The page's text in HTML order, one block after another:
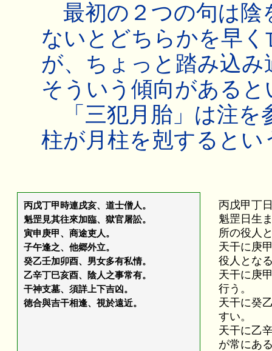
最初の２つの句は陰
ないとどちらかを早
が、ちょっと踏み込
そういう傾向がある
「三犯月胎」は注を
柱が月柱を剋すると
丙戊丁甲時連戌亥、道士僧人。
魁罡見其往來加臨、獄官屠訟。
寅申庚甲、商途吏人。
子午逢之、他郷外立。
癸乙壬加卯酉、男女多有私情。
乙辛丁巳亥酉、陰人之事常有。
干神支墓、須詳上下吉凶。
徳合與吉干相逢、視於遠近。
丙戊甲丁
魁罡日生
所の役人
天干に庚
役人とな
天干に庚
行う。
天干に癸
すい。
天干に乙
が常にあ